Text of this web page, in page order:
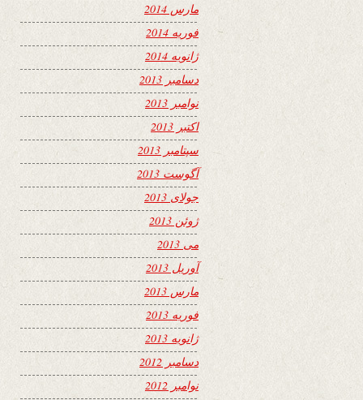
مارس 2014
فوریه 2014
ژانویه 2014
دسامبر 2013
نوامبر 2013
اکتبر 2013
سپتامبر 2013
آگوست 2013
جولای 2013
ژوئن 2013
می 2013
آوریل 2013
مارس 2013
فوریه 2013
ژانویه 2013
دسامبر 2012
نوامبر 2012